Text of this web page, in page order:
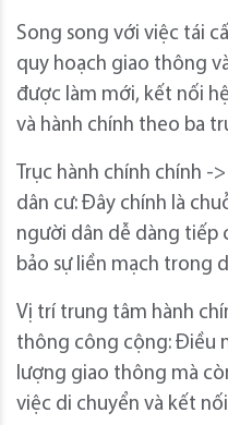
Song song với việc tái
quy hoạch giao thông
được làm mới, kết nối
và hành chính theo ba
Trục hành chính chính -
dân cư: Đây chính là
người dân dễ dàng tiếp
bảo sự liền mạch trong
Vị trí trung tâm hành
thông công cộng: Điều
lượng giao thông mà
việc di chuyển và kết